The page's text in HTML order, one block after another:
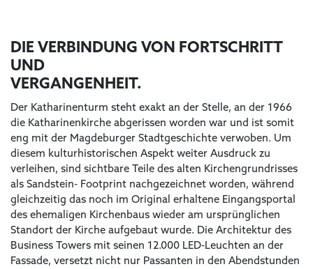
DIE VERBINDUNG VON FORTSCHRITT
UND
VERGANGENHEIT.
Der Katharinenturm steht exakt an der Stelle, an der 1966
die Katharinenkirche abgerissen worden war und ist somit
eng mit der Magdeburger Stadtgeschichte verwoben. Um
diesem kulturhistorischen Aspekt weiter Ausdruck zu
verleihen, sind sichtbare Teile des alten Kirchengrundrisses
als Sandstein- Footprint nachgezeichnet worden, während
gleichzeitig das noch im Original erhaltene Eingangsportal
des ehemaligen Kirchenbaus wieder am ursprünglichen
Standort der Kirche aufgebaut wurde. Die Architektur des
Business Towers mit seinen 12.000 LED-Leuchten an der
Fassade, versetzt nicht nur Passanten in den Abendstunden